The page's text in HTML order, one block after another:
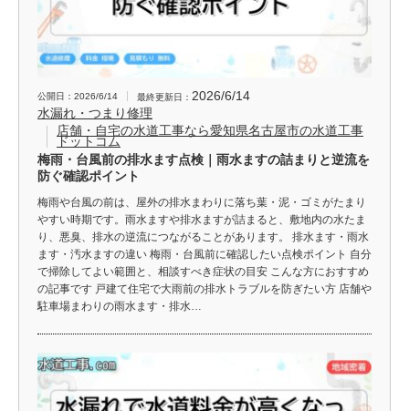
公開日：2026/6/14 最終更新日： 2026/6/14
水漏れ・つまり修理
店舗・自宅の水道工事なら愛知県名古屋市の水道工事
ドットコム
梅雨・台風前の排水ます点検｜雨水ますの詰まりと逆流を
防ぐ確認ポイント
梅雨や台風の前は、屋外の排水まわりに落ち葉・泥・ゴミがたまり
やすい時期です。雨水ますや排水ますが詰まると、敷地内の水たま
り、悪臭、排水の逆流につながることがあります。 排水ます・雨水
ます・汚水ますの違い 梅雨・台風前に確認したい点検ポイント 自分
で掃除してよい範囲と、相談すべき症状の目安 こんな方におすすめ
の記事です 戸建て住宅で大雨前の排水トラブルを防ぎたい方 店舗や
駐車場まわりの雨水ます・排水…